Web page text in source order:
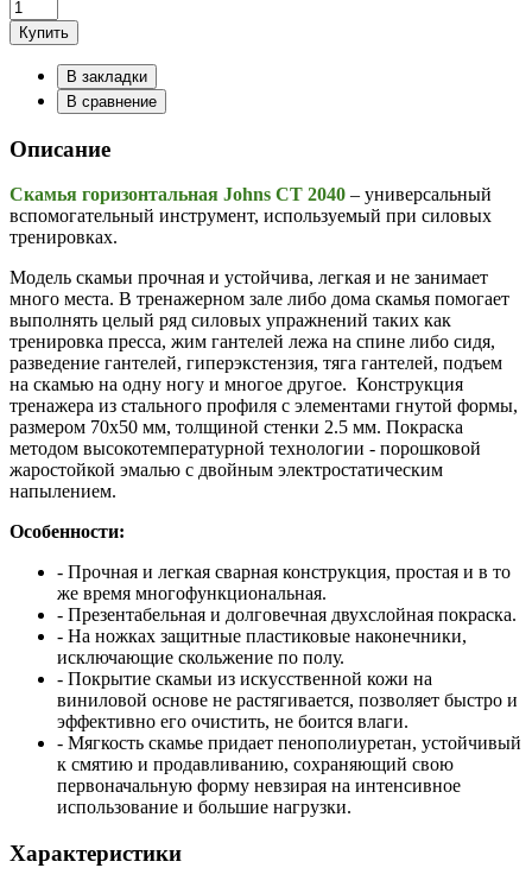
Купить
В закладки
В сравнение
Описание
Скамья горизонтальная Johns CT 2040 – универсальный
вспомогательный инструмент, используемый при силовых
тренировках.
Модель скамьи прочная и устойчива, легкая и не занимает
много места. В тренажерном зале либо дома скамья помогает
выполнять целый ряд силовых упражнений таких как
тренировка пресса, жим гантелей лежа на спине либо сидя,
разведение гантелей, гиперэкстензия, тяга гантелей, подъем
на скамью на одну ногу и многое другое. Конструкция
тренажера из стального профиля с элементами гнутой формы,
размером 70х50 мм, толщиной стенки 2.5 мм. Покраска
методом высокотемпературной технологии - порошковой
жаростойкой эмалью с двойным электростатическим
напылением.
Особенности:
- Прочная и легкая сварная конструкция, простая и в то
же время многофункциональная.
- Презентабельная и долговечная двухслойная покраска.
- На ножках защитные пластиковые наконечники,
исключающие скольжение по полу.
- Покрытие скамьи из искусственной кожи на
виниловой основе не растягивается, позволяет быстро и
эффективно его очистить, не боится влаги.
- Мягкость скамье придает пенополиуретан, устойчивый
к смятию и продавливанию, сохраняющий свою
первоначальную форму невзирая на интенсивное
использование и большие нагрузки.
Характеристики